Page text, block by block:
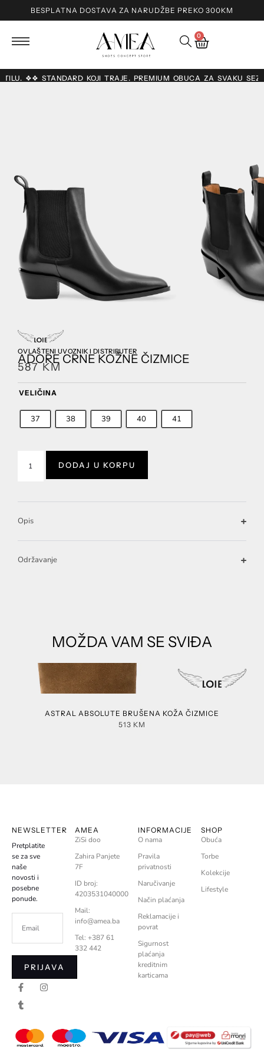
BESPLATNA DOSTAVA ZA NARUDŽBE PREKO 300KM
0
❖❖ STANDARD KOJI TRAJE. PREMIUM OBUĆA ZA SVAKU
OVLAŠTENI UVOZNIK I DISTRIBUTER
ADORE CRNE KOŽNE ČIZMICE
587KM
VELIČINA
37 38 39 40 41
DODAJ U KORPU
Opis
Održavanje
MOŽDA VAM SE SVIĐA
ASTRAL ABSOLUTE BRUŠENA KOŽA ČIZMICE
513 KM
NEWSLETTER
Pretplatite
se za sve
naše
novosti i
posebne
ponude.
PRIJAVA
AMEA
ZiSi doo
Zahira Panjete
7F
ID broj:
4203531040000
Mail:
info@amea.ba
Tel: +387 61
332 442
INFORMACIJE
O nama
Pravila
privatnosti
Naručivanje
Način plaćanja
Reklamacije i
povrat
Sigurnost
plaćanja
kreditnim
karticama
SHOP
Obuća
Torbe
Kolekcije
Lifestyle